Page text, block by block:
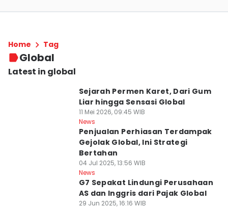
Home Tag
Global
Latest in global
Sejarah Permen Karet, Dari Gum
Liar hingga Sensasi Global
11 Mei 2026, 09:45 WIB
News
Penjualan Perhiasan Terdampak
Gejolak Global, Ini Strategi
Bertahan
04 Jul 2025, 13:56 WIB
News
G7 Sepakat Lindungi Perusahaan
AS dan Inggris dari Pajak Global
29 Jun 2025, 16:16 WIB